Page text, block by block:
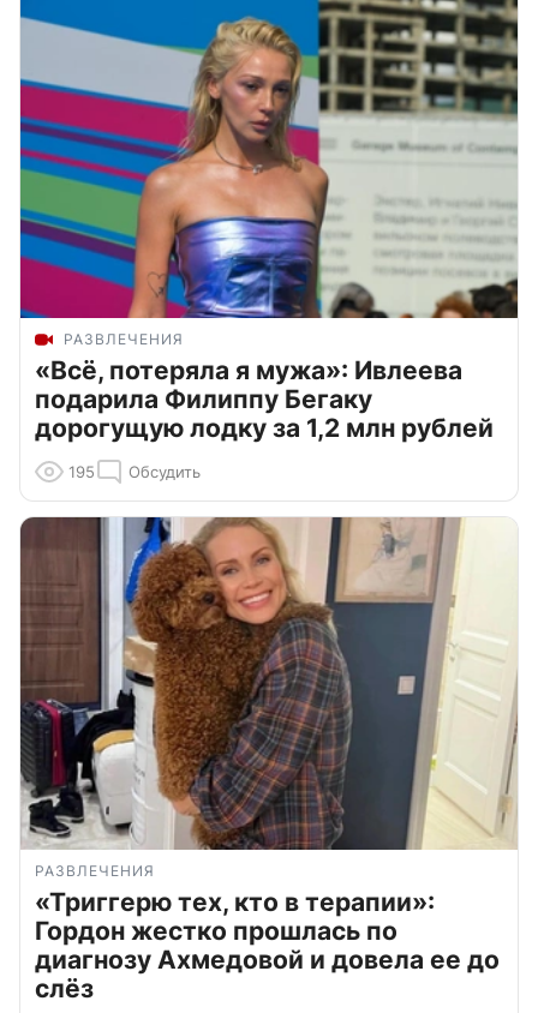
РАЗВЛЕЧЕНИЯ
«Всё, потеряла я мужа»: Ивлеева
подарила Филиппу Бегаку
дорогущую лодку за 1,2 млн рублей
195 Обсудить
РАЗВЛЕЧЕНИЯ
«Триггерю тех, кто в терапии»:
Гордон жестко прошлась по
диагнозу Ахмедовой и довела ее до
слёз